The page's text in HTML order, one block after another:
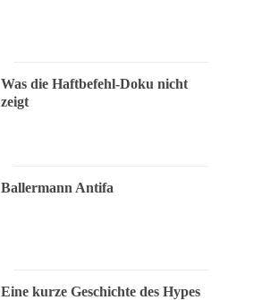
Was die Haftbefehl-Doku nicht
zeigt
Ballermann Antifa
Eine kurze Geschichte des Hypes